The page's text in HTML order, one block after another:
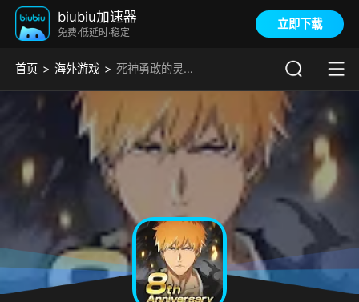
biubiu加速器
免费·低延时·稳定
立即下载
首页 海外游戏 死神勇敢的灵魂加速器